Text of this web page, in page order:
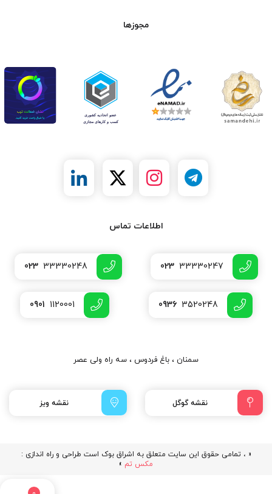
مجوزها
اطلاعات تماس
023 33330247
023 33330248
0936 3520248
0901 1120001
سمنان ، باغ فردوس ، سه راه ولی عصر
نقشه گوگل نقشه ویز
« ، تمامی حقوق این سایت متعلق به اشراق بوک است طراحی و راه اندازی :
مکس تم »